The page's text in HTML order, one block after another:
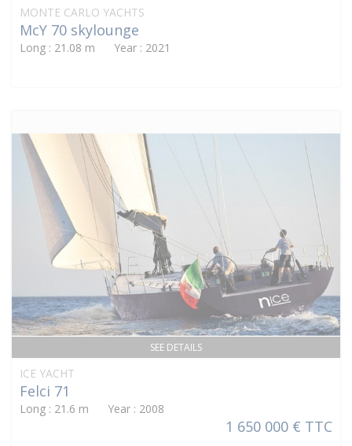
MONTE CARLO YACHTS
McY 70 skylounge
Long : 21.08 m Year : 2021
SEE DETAILS
ICE YACHT
Felci 71
Long : 21.6 m Year : 2008
1 650 000 € TTC